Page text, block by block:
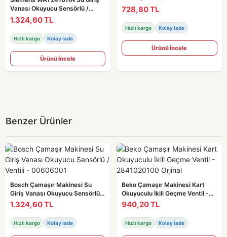
Vanası Okuyucu Sensörlü /
Ventili
1.324,60 TL
Hızlı kargo Kolay iade
Ürünü İncele
728,80 TL
Hızlı kargo Kolay iade
Ürünü İncele
Benzer Ürünler
Bosch Çamaşır Makinesi Su
Giriş Vanası Okuyucu Sensörlü /
Ventili - 00606001
1.324,60 TL
Hızlı kargo Kolay iade
Beko Çamaşır Makinesi Kart
Okuyuculu İkili Geçme Ventil -
2841020100 Orjinal
940,20 TL
Hızlı kargo Kolay iade